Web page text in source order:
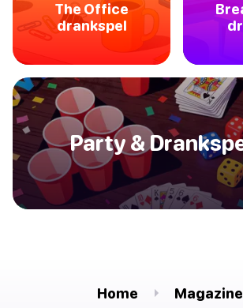
The Office
drankspel
Party &
Home
Magazine